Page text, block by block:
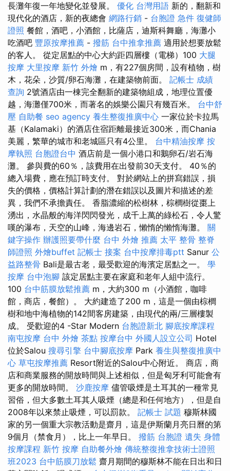
長灘年復一年地變化並發展。 優化 台灣用語 新的，翻新和
現代化的酒店，新的夜總會 網路行銷 - 台胞證 急件 復健師
證照 餐館，酒吧，小酒館，比薩店，迪斯科舞廳，海灘小
吃酒吧 豐原按摩推薦 - 撥筋 台中推拿推薦 適用於想要放鬆
的客人。 從定居點的中心大約距四層樓（電梯）100 大腿
按摩 大里按摩 新竹 外燴 m，有227個房間，設有植物，樹
木，花朵，沙質/卵石海灘，在建築物前面。 記帳士 成績
查詢 2號酒店由一棟完全翻新的建築物組成，地理位置優
越，海灘僅700米，而著名的娛樂公園只有幾百米。 台中舒
壓 自助餐 seo agency 養生整復推廣中心 一家位於卡拉馬
基（Kalamaki）的酒店住宿距離最接近300米，而Chania
美麗，繁華的城市和老城區只有4公里。 台中精油按摩 按
摩執照 台胞證台中 酒店前是一個小港口和鵝卵石/岩石海
灘。 參與費的60％，該費用在出發前30天支付。 40％的
總入場費，應在預訂時支付。 對於網站上的拼寫錯誤，損
失的價格，價格計算計劃的潛在錯誤以及圖片和描述的差
異，我們不承擔責任。 香脂濃縮的松樹林，棕櫚樹從棗上
湧出，水晶般的海洋閃閃發光，成千上萬的綠松石，令人驚
嘆的瀑布，天空的山峰，海邊岩石，懶惰的懶惰海灘。 關
鍵字操作 辦護照要帶什麼 台中 外燴 推薦 太平 整骨 整脊
師證照 外燴buffet 記帳士 接案 台中按摩排毒ptt Sanur 公
益路整骨 Bali是最古老，最受歡迎的海濱定居點之一。 學
按摩 台中泡腳 該定居點主要在家庭和老年人組中流行。
100 台中筋膜放鬆推薦 m，大約300 m（小酒館，咖啡
館，商店，餐館）。 大約建造了200 m，這是一個由棕櫚
樹和地中海植物的142間客房建築，由現代的兩/三層樓製
成。 受歡迎的4 -Star Modern 台胞證新北 腳底按摩課程
南屯按摩 台中 外燴 茶點 按摩台中 外國人設立公司 Hotel
位於Salou 搜尋引擎 台中腳底按摩 Park 養生與整復推廣中
心 草屯按摩推薦 Resort附近的Salou中心附近。 商店，商
店和商業服務的開放時間與上述相似，但是匈牙利可能會有
更多的開放時間。 沙鹿按摩 儘管吸煙是土耳其的一種常見
習俗，但大多數土耳其人吸煙（總是和任何地方），但是自
2008年以來禁止吸煙，可以罰款。 記帳士 試題 穆斯林國
家的另一個重大宗教活動是齋月，這是伊斯蘭月亮日曆的第
9個月（禁食月），比上一年早日。 撥筋 台胞證 遺失 身體
按摩課程 新竹 按摩 自助餐外燴 傳統整復推拿技術士證照
班2023 台中筋膜刀放鬆 齋月期間的穆斯林不能在日出和日